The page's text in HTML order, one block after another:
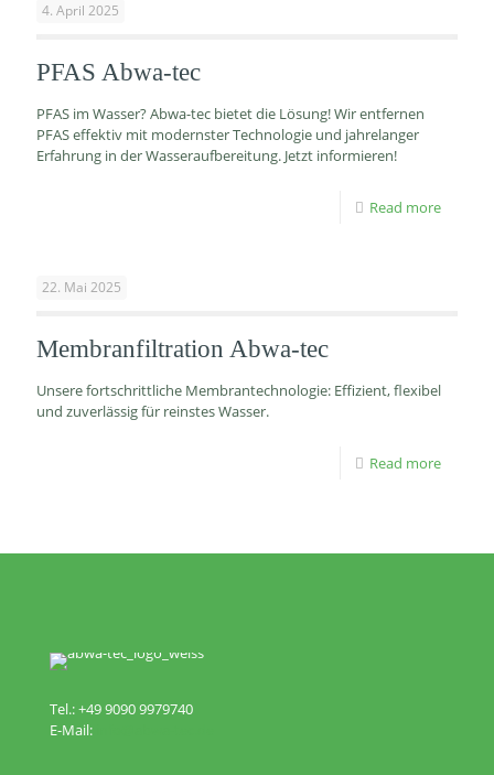
4. April 2025
PFAS Abwa-tec
PFAS im Wasser? Abwa-tec bietet die Lösung! Wir entfernen
PFAS effektiv mit modernster Technologie und jahrelanger
Erfahrung in der Wasseraufbereitung. Jetzt informieren!
Read more
22. Mai 2025
Membranfiltration Abwa-tec
Unsere fortschrittliche Membrantechnologie: Effizient, flexibel
und zuverlässig für reinstes Wasser.
Read more
Tel.: +49 9090 9979740
E-Mail: